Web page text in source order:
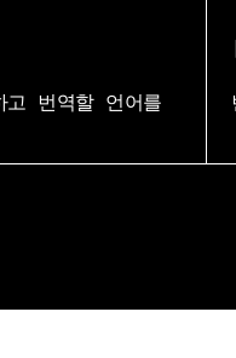
고 번역할 언어를